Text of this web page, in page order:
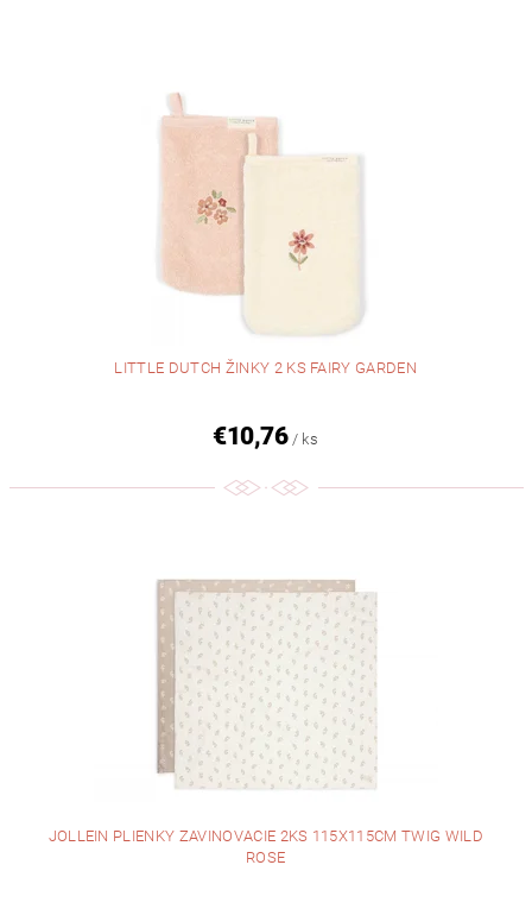
LITTLE DUTCH ŽINKY 2 KS FAIRY GARDEN
€10,76 / ks
JOLLEIN PLIENKY ZAVINOVACIE 2KS 115X115CM TWIG WILD
ROSE